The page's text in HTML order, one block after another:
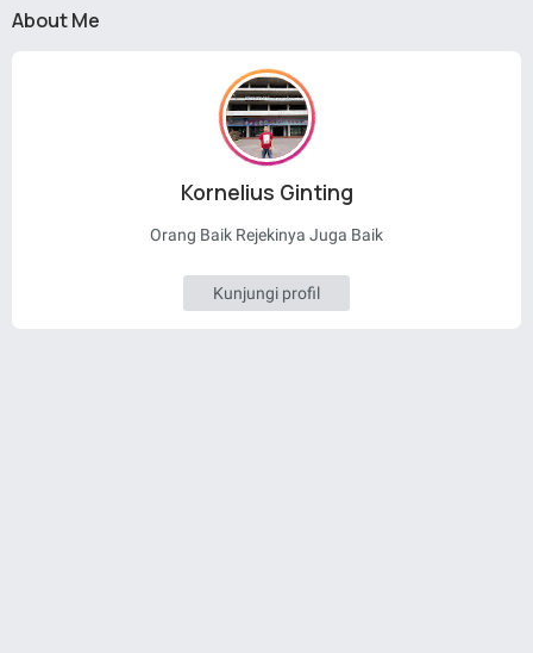
About Me
Kornelius Ginting
Orang Baik Rejekinya Juga Baik
Kunjungi profil